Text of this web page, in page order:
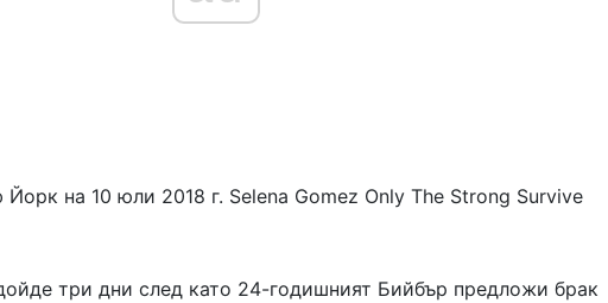
на 10 юли 2018 г. Selena Gomez Only The Strong Survive
три дни след като 24-годишният Бийбър предложи брак